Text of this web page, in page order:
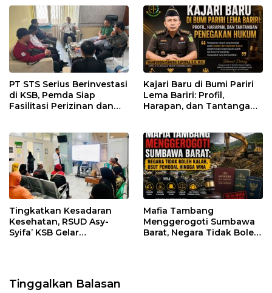
PT STS Serius Berinvestasi
di KSB, Pemda Siap
Fasilitasi Perizinan dan
Kajari Baru di Bumi Pariri
Lema Bariri: Profil,
Harapan, dan Tantangan
Tingkatkan Kesadaran
Kesehatan, RSUD Asy-
Syifa’ KSB Gelar
Mafia Tambang
Menggerogoti Sumbawa
Barat, Negara Tidak Boleh
Tinggalkan Balasan